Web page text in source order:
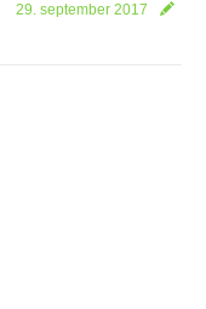
29. september 2017